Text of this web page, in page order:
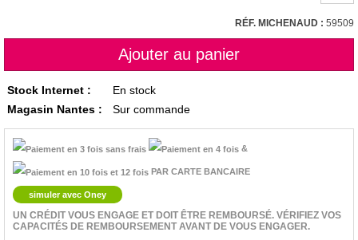
RÉF. MICHENAUD : 59509
Stock Internet :
En stock
Magasin Nantes :
Sur commande
&
PAR CARTE BANCAIRE
simuler avec Oney
UN CRÉDIT VOUS ENGAGE ET DOIT ÊTRE REMBOURSÉ. VÉRIFIEZ VOS
CAPACITÉS DE REMBOURSEMENT AVANT DE VOUS ENGAGER.